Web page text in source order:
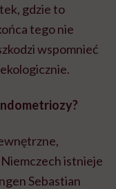
gdzie to
tego nie
wspomnieć
Niemczech istnieje
Sebastian